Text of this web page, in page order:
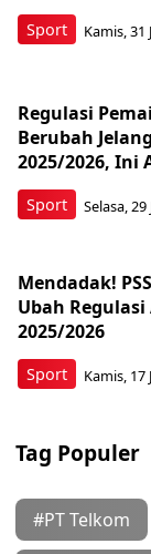
Sport Kamis, 31
Sport
Regulasi
Berubah
2025/2026, Ini
Selasa, 29
Sport
Mendadak!
Ubah
2025/2026
Kamis, 17
Tag Populer
#PT Telkom